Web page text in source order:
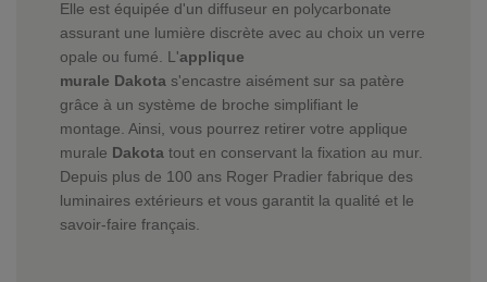
Elle est équipée d'un diffuseur en polycarbonate
assurant une lumière discrète avec au choix un verre
opale ou fumé. L'applique
murale Dakota s'encastre aisément sur sa patère
grâce à un système de broche simplifiant le
montage. Ainsi, vous pourrez retirer votre applique
murale Dakota tout en conservant la fixation au mur.
Depuis plus de 100 ans Roger Pradier fabrique des
luminaires extérieurs et vous garantit la qualité et le
savoir-faire français.